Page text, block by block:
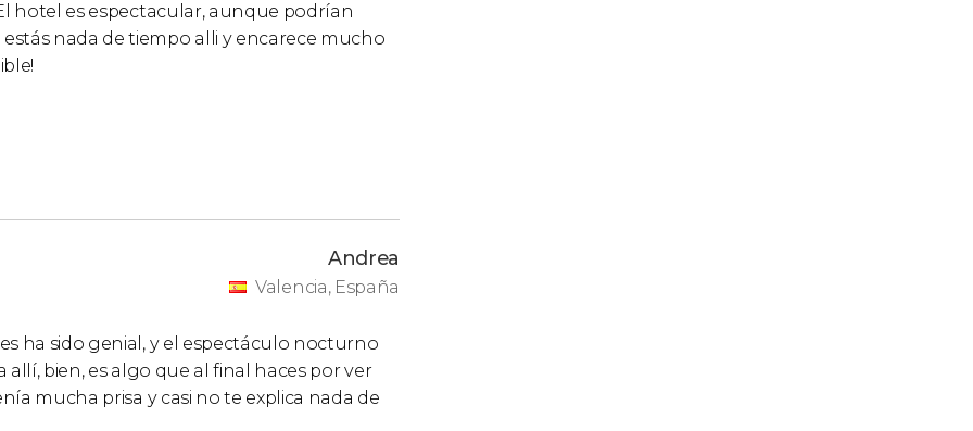
hotel es espectacular, aunque podrían
nada de tiempo alli y encarece mucho
Andrea
Valencia, España
ha sido genial, y el espectáculo nocturno
bien, es algo que al final haces por ver
mucha prisa y casi no te explica nada de